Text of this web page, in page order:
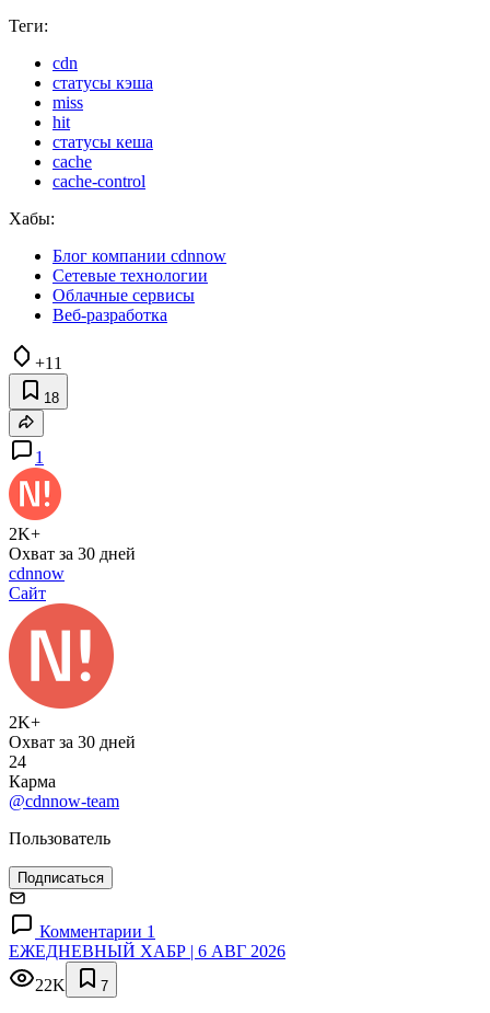
Теги:
cdn
статусы кэша
miss
hit
статусы кеша
cache
cache-control
Хабы:
Блог компании cdnnow
Сетевые технологии
Облачные сервисы
Веб-разработка
+11
18
1
2K+
Охват за 30 дней
cdnnow
Сайт
2K+
Охват за 30 дней
24
Карма
@cdnnow-team
Пользователь
Подписаться
Комментарии 1
ЕЖЕДНЕВНЫЙ ХАБР | 6 АВГ 2026
22K
7